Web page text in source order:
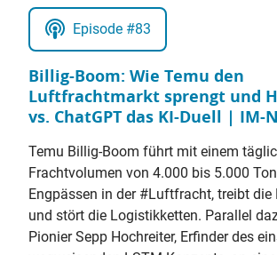
Episode #83
Billig-Boom: Wie Temu den
Luftfrachtmarkt sprengt und
vs. ChatGPT das KI-Duell | IM-
Temu Billig-Boom führt mit einem
Frachtvolumen von 4.000 bis 5.000
Engpässen in der #Luftfracht, treibt die
und stört die Logistikketten. Parallel
Pionier Sepp Hochreiter, Erfinder des